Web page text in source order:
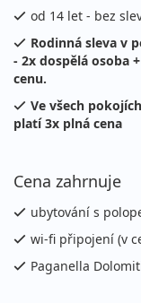
10.01. -
neděle - neděle
17.01. -
24.01. -
neděle - neděle
od 14 let - bez
Rodinná sleva v
- 2x dospělá osoba
cenu.
Ve všech
platí 3x plná cena
Cena zahrnuje
ubytování s
wi-fi připojení (v
Paganella